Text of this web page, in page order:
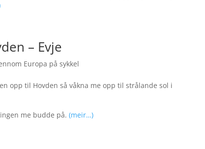
– Evje
Europa på sykkel
opp til Hovden så våkna me opp til strålande sol i
me budde på. (meir…)